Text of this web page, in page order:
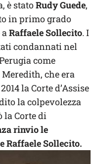
è statoRudy Guede,
in primo grado
Raffaele Sollecito. I
condannati nel
come
che era
la Corte d’Assise
la colpevolezza
la Corte di
rinvio le
Raffaele Sollecito.